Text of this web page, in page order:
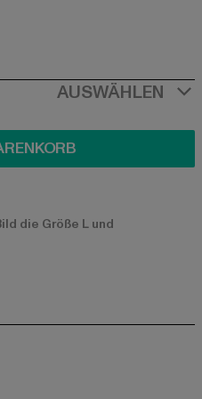
AUSWÄHLEN
die Größe L und